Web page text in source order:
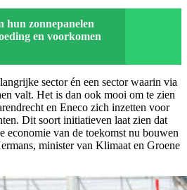
hun zonnepanelen
en voorkomen
sector én een sector waarin via
valt. Het is dan ook mooi om te zien
en Eneco zich inzetten voor
Dit soort initiatieven laat zien dat
economie van de toekomst nu bouwen
minister van Klimaat en Groene